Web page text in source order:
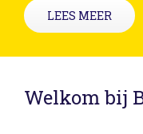
LEES MEER
Welkom bij